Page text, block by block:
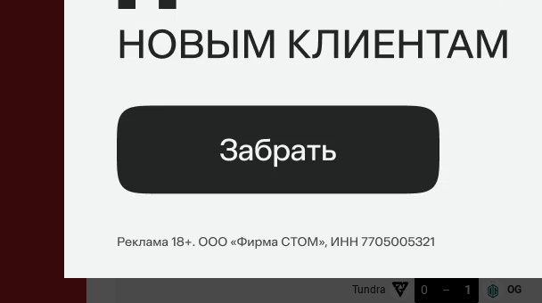
15
Побед
3
Ничьи
Tundra 0
СТАТИСТИКА МАТЧА
PGL Wallachia Season 7. 10.03.2026
OG 1
Tundra 0 – 1 OG